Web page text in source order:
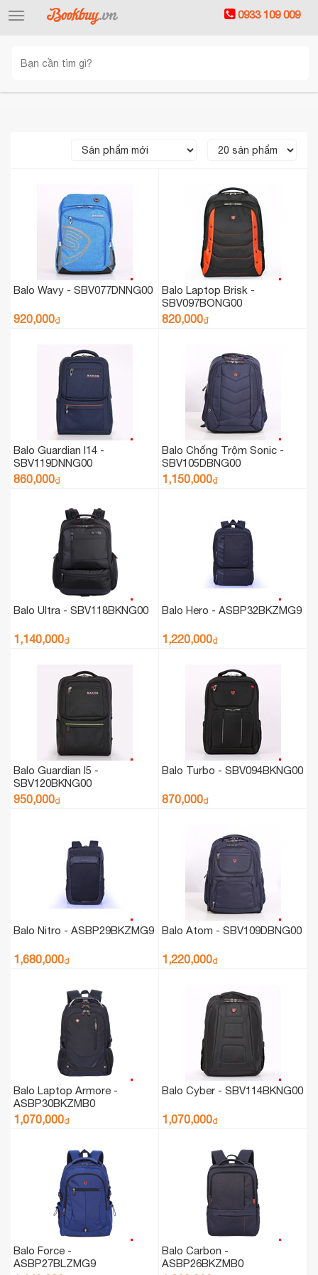
Toggle
0933 109 009
Balo Wavy - SBV077DNNG00
920,000₫
Balo Laptop Brisk -
SBV097BONG00
820,000₫
Balo Guardian I14 -
SBV119DNNG00
860,000₫
Balo Chống Trộm Sonic -
SBV105DBNG00
1,150,000₫
Balo Ultra - SBV118BKNG00
1,140,000₫
Balo Hero - ASBP32BKZMG9
1,220,000₫
Balo Guardian I5 -
SBV120BKNG00
950,000₫
Balo Turbo - SBV094BKNG00
870,000₫
Balo Nitro - ASBP29BKZMG9
1,680,000₫
Balo Atom - SBV109DBNG00
1,220,000₫
Balo Laptop Armore -
ASBP30BKZMB0
1,070,000₫
Balo Cyber - SBV114BKNG00
1,070,000₫
Balo Force -
ASBP27BLZMG9
Balo Carbon -
ASBP26BKZMB0